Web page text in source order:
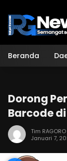
konten
Beranda
Dorong
Barcode di
Tim RAGORO
Januari 7,